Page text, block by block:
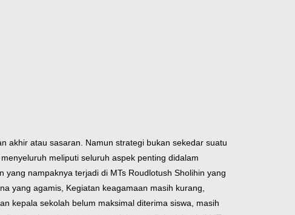
akhir atau sasaran. Namun strategi bukan sekedar suatu
meliputi seluruh aspek penting didalam
nampaknya terjadi di MTs Roudlotush Sholihin yang
yang agamis, Kegiatan keagamaan masih kurang,
kepala sekolah belum maksimal diterima siswa, masih